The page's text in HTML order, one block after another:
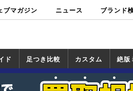
ブマガジン ニュース ブランド
ド 足つき比較 カスタム
カスタム
一覧
ホンダ
ヤマハ
スズキ
カワサキ
絶版
絶
一覧
ホン
ヤマ
スズ
カ
道の駅調査隊
ツーリング情
日本の道50選
国道めぐり
林道ツーリン